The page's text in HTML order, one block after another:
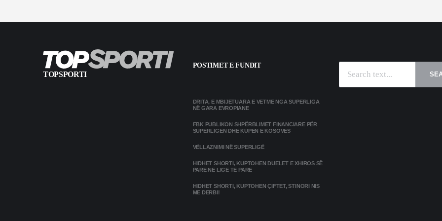
TOPSPORTI
POSTIMET E FUNDIT
DRITA, E MBIJETUARA E VETME NGA SUPERLIGA
NË GARA EVROPIANE
FBK PUBLIKON SHPËRBLIMET FINANCIARE PËR
SUPERLIGËN DHE KUPËN E KOSOVËS
VËLLAZNIMI NË SUPERLIGË
HIDHET SHORTI, KUPTOHEN DUELET E XHIROS SË
PARË NË LIGË TË PARË
HIDHET SHORTI, KUPTOHEN ÇIFTET, STINORI NIS
ME DERBI!